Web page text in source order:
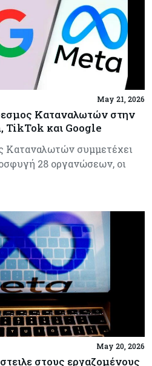
May 21, 2026
Καταναλωτών στην
TikTok και Google
Καταναλωτών συμμετέχει
28 οργανώσεων, οι
May 20, 2026
στους εργαζομένους